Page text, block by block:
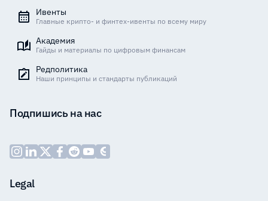
Ивенты
Главные крипто- и финтех-ивенты по всему миру
Академия
Гайды и материалы по цифровым финансам
Редполитика
Наши принципы и стандарты публикаций
Подпишись на нас
Legal